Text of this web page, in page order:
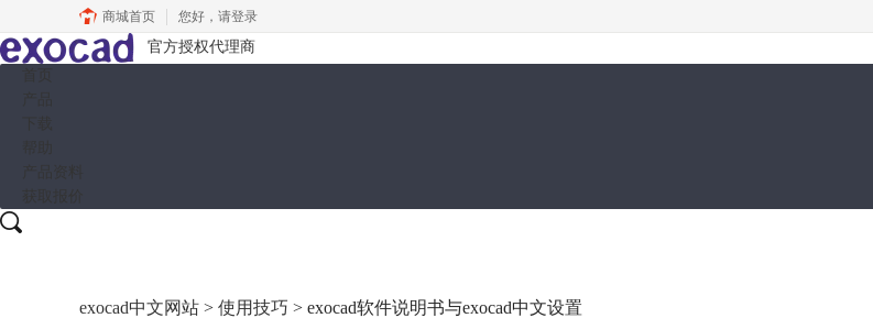
商城首页 您好， 请登录
官方授权代理商
exocad中文网站 > 使用技巧 > exocad软件说明书与exocad中文设置